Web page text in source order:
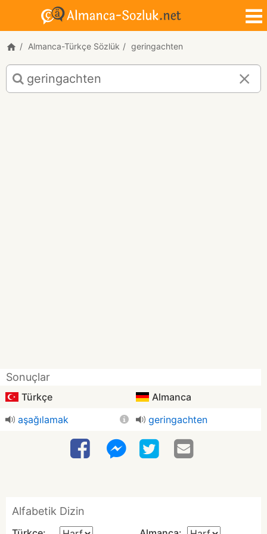
Almanca-Türkçe Sözlük geringachten
geringachten
için
Almanca-
Sonuçlar
Türkçe
Almanca
aşağılamak
geringachten
Alfabetik Dizin